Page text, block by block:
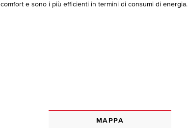
comfort e sono i più efficienti in termini di consumi di energia.
MAPPA